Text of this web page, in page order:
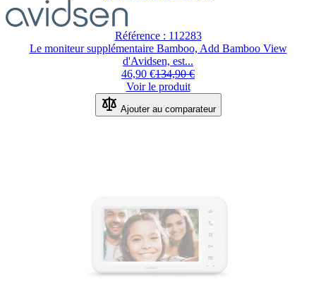
Référence : 112283
Le moniteur supplémentaire Bamboo, Add Bamboo View
d'Avidsen, est...
46,90 €134,90 €
Voir le produit
Ajouter au comparateur